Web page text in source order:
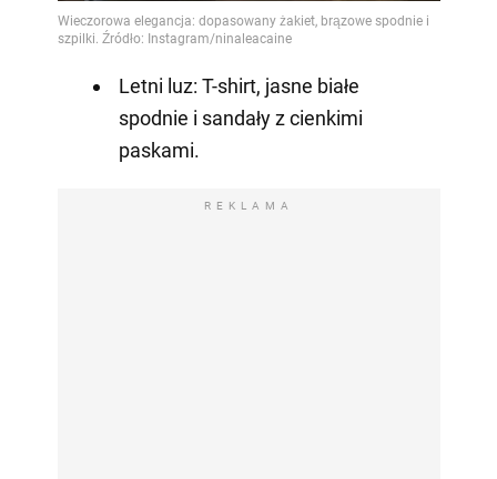
Letni luz: T-shirt, jasne białe
spodnie i sandały z cienkimi
paskami.
REKLAMA